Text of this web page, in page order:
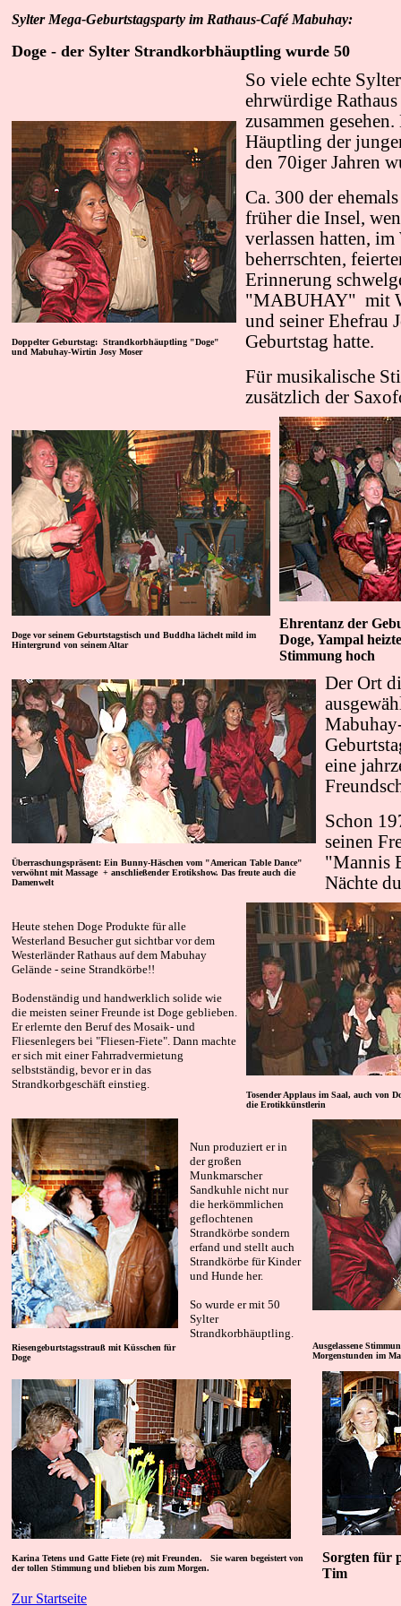
Sylter Mega-Geburtstagsparty im Rathaus-Café Mabuhay:
Doge - der Sylter Strandkorbhäuptling wurde 50
Doppelter Geburtstag: Strandkorbhäuptling "Doge"
und Mabuhay-Wirtin Josy Moser
So viele echte
ehrwürdige
zusammen
Häuptling der
den 70iger Jahren
Ca. 300 der
früher die Insel,
verlassen hatten,
beherrschten,
Erinnerung
"MABUHAY" mit
und seiner Ehefrau
Geburtstag hatte.
Für musikalische
zusätzlich der
Doge vor seinem Geburtstagstisch und Buddha lächelt mild im
Hintergrund von seinem Altar
Ehrentanz der
Doge, Yampal
Stimmung hoch
Überraschungspräsent: Ein Bunny-Häschen vom "American Table Dance"
verwöhnt mit Massage + anschließender Erotikshow. Das freute auch die
Damenwelt
Der Ort
eine
Schon
seinen
"Mannis
Nächte
Heute stehen Doge Produkte für alle
Westerland Besucher gut sichtbar vor dem
Westerländer Rathaus auf dem Mabuhay
Gelände - seine Strandkörbe!!
Bodenständig und handwerklich solide wie
die meisten seiner Freunde ist Doge geblieben.
Er erlernte den Beruf des Mosaik- und
Fliesenlegers bei "Fliesen-Fiete". Dann machte
er sich mit einer Fahrradvermietung
selbstständig, bevor er in das
Strandkorbgeschäft einstieg.
Tosender Applaus im Saal, auch von
die Erotikkünstlerin
Riesengeburtstagsstrauß mit Küsschen für
Doge
Nun produziert er in
der großen
Munkmarscher
Sandkuhle nicht nur
die herkömmlichen
geflochtenen
Strandkörbe sondern
erfand und stellt auch
Strandkörbe für Kinder
und Hunde her.
So wurde er mit 50
Sylter
Strandkorbhäuptling.
Ausgelassene
Morgenstunden im
Karina Tetens und Gatte Fiete (re) mit Freunden. Sie waren begeistert von
der tollen Stimmung und blieben bis zum Morgen.
Sorgten für
Tim
Zur Startseite